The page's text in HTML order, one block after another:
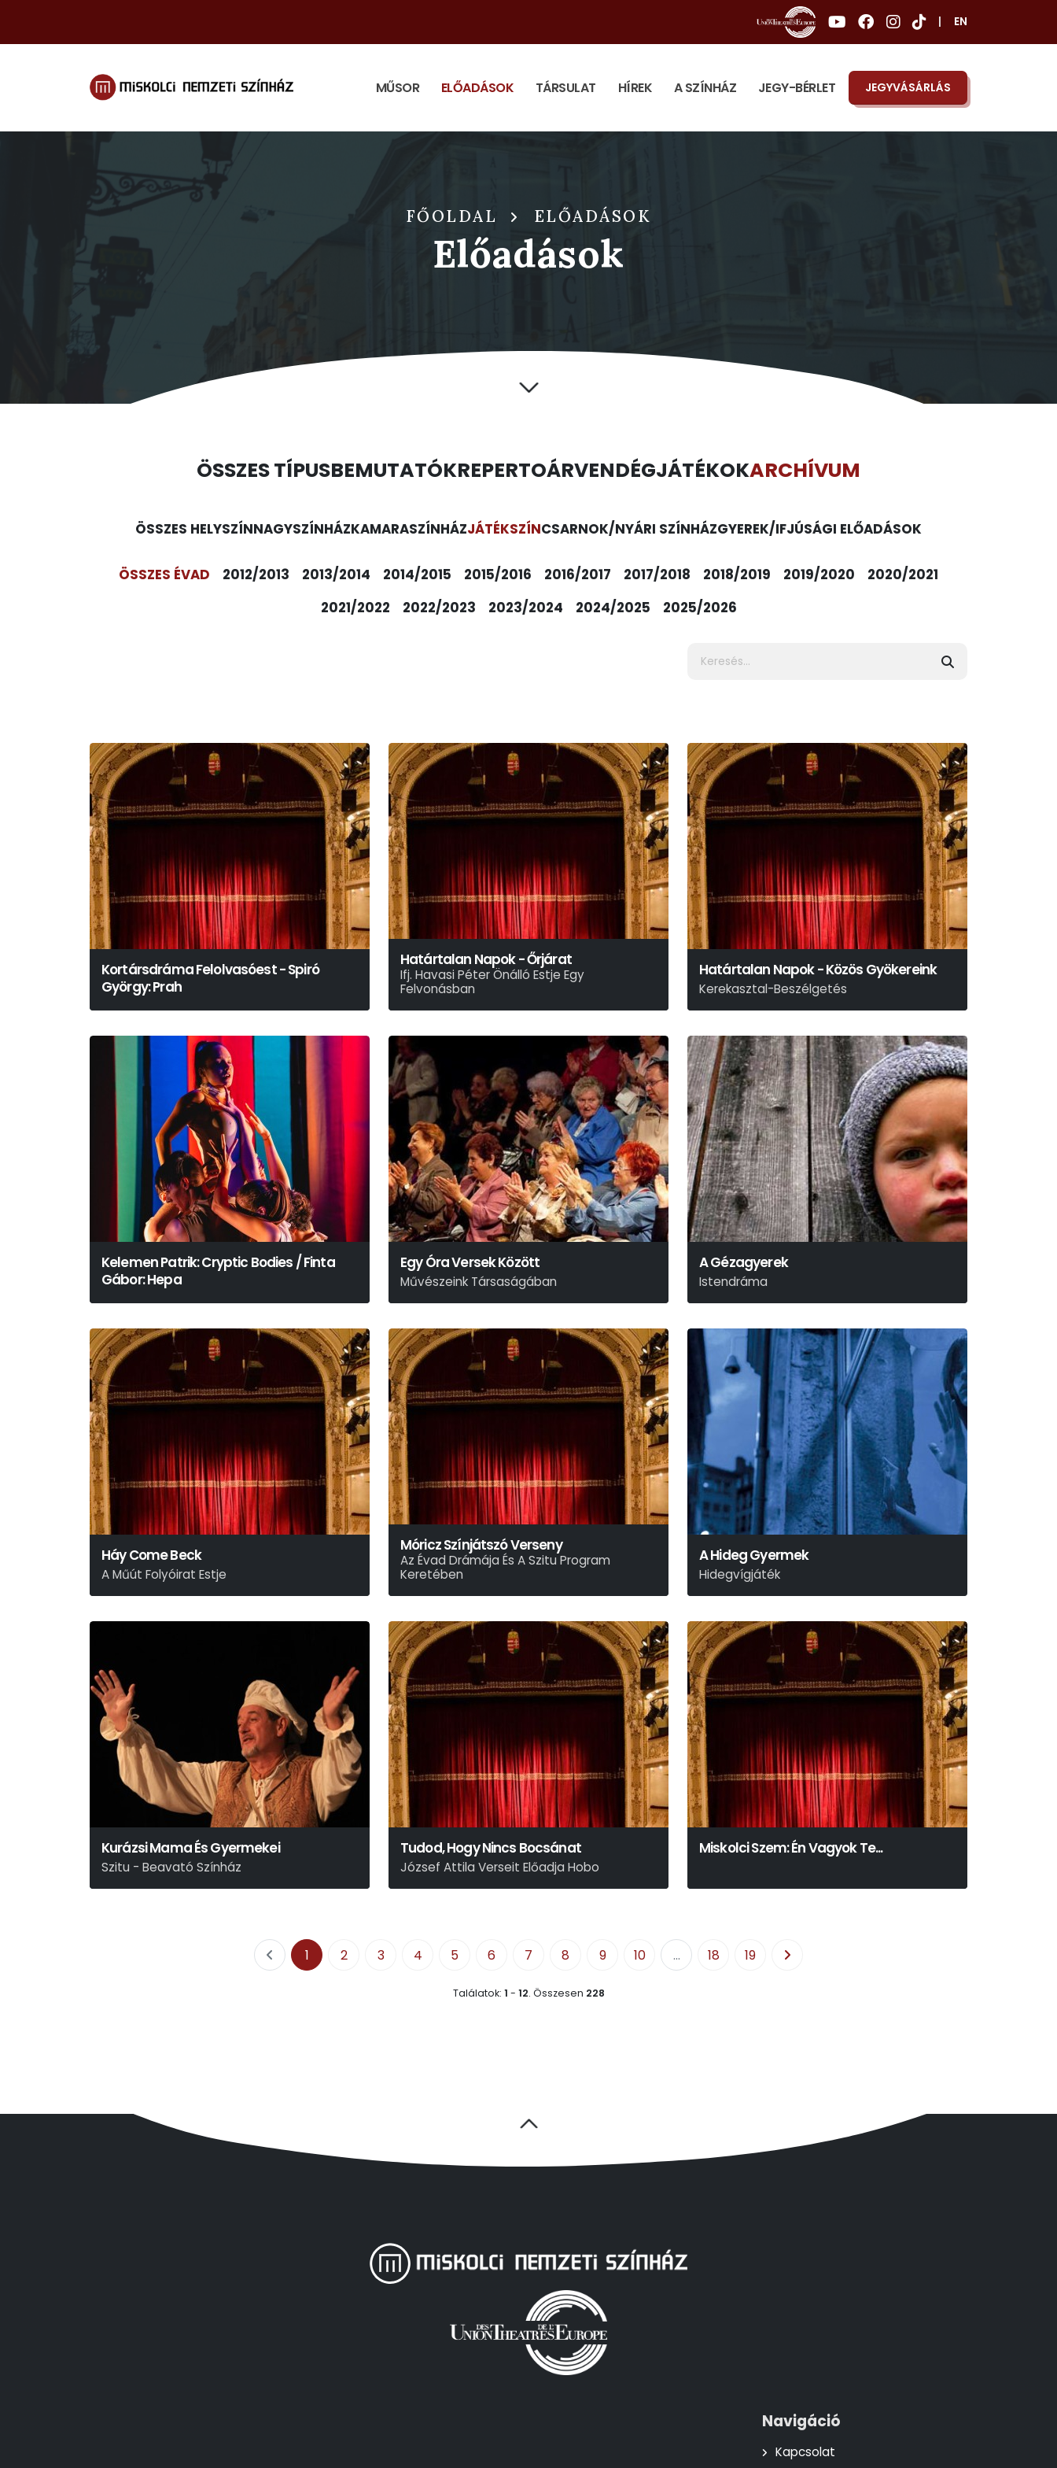
EN
MŰSOR ELŐADÁSOK TÁRSULAT HÍREK A SZÍNHÁZ JEGY-BÉRLET JEGYVÁSÁRLÁS
FŐOLDAL ELŐADÁSOK
Előadások
ÖSSZES TÍPUSBEMUTATÓKREPERTOÁRVENDÉGJÁTÉKOKARCHÍVUM
ÖSSZES HELYSZÍNNAGYSZÍNHÁZKAMARASZÍNHÁZJÁTÉKSZÍNCSARNOK/NYÁRI SZÍNHÁZGYEREK/IFJÚSÁGI ELŐADÁSOK
ÖSSZES ÉVAD 2012/2013 2013/2014 2014/2015 2015/2016 2016/2017 2017/2018 2018/2019 2019/2020
2020/2021
2021/2022
2022/2023 2023/2024 2024/2025 2025/2026
Kortársdráma Felolvasóest - Spiró
György: Prah
Határtalan Napok - Őrjárat
Ifj. Havasi Péter Önálló Estje Egy
Felvonásban
Határtalan Napok - Közös Gyökereink
Kerekasztal-Beszélgetés
Kelemen Patrik: Cryptic Bodies / Finta
Gábor: Hepa
Egy Óra Versek Között
Művészeink Társaságában
A Gézagyerek
Istendráma
Háy János
Háy Come Beck
A Műút Folyóirat Estje
Móricz Színjátszó Verseny
Az Évad Drámája És A Szitu Program
Keretében
A Hideg Gyermek
Hidegvígjáték
Marius Von Mayenburg
Kurázsi Mama És Gyermekei
Szitu - Beavató Színház
Tudod, Hogy Nincs Bocsánat
József Attila Verseit Előadja Hobo
Miskolci Szem: Én Vagyok Te...
1 2 3 4 5 6 7 8 9 10 ... 18 19
Találatok: 1 - 12. Összesen 228
Navigáció
Kapcsolat